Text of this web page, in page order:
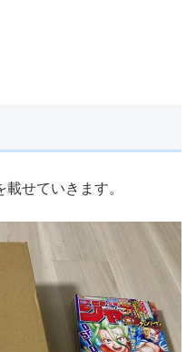
せていきます。